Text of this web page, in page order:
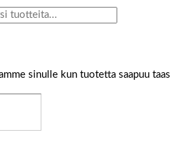
sinulle kun tuotetta saapuu taas